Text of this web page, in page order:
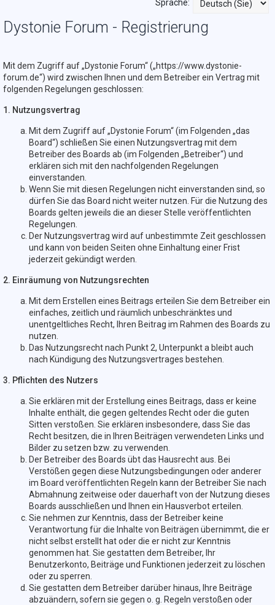
Sprache:
Dystonie Forum - Registrierung
Mit dem Zugriff auf „Dystonie Forum“ („https://www.dystonie-
forum.de“) wird zwischen Ihnen und dem Betreiber ein Vertrag mit
folgenden Regelungen geschlossen:
1. Nutzungsvertrag
Mit dem Zugriff auf „Dystonie Forum“ (im Folgenden „das
Board“) schließen Sie einen Nutzungsvertrag mit dem
Betreiber des Boards ab (im Folgenden „Betreiber“) und
erklären sich mit den nachfolgenden Regelungen
einverstanden.
Wenn Sie mit diesen Regelungen nicht einverstanden sind, so
dürfen Sie das Board nicht weiter nutzen. Für die Nutzung des
Boards gelten jeweils die an dieser Stelle veröffentlichten
Regelungen.
Der Nutzungsvertrag wird auf unbestimmte Zeit geschlossen
und kann von beiden Seiten ohne Einhaltung einer Frist
jederzeit gekündigt werden.
2. Einräumung von Nutzungsrechten
Mit dem Erstellen eines Beitrags erteilen Sie dem Betreiber ein
einfaches, zeitlich und räumlich unbeschränktes und
unentgeltliches Recht, Ihren Beitrag im Rahmen des Boards zu
nutzen.
Das Nutzungsrecht nach Punkt 2, Unterpunkt a bleibt auch
nach Kündigung des Nutzungsvertrages bestehen.
3. Pflichten des Nutzers
Sie erklären mit der Erstellung eines Beitrags, dass er keine
Inhalte enthält, die gegen geltendes Recht oder die guten
Sitten verstoßen. Sie erklären insbesondere, dass Sie das
Recht besitzen, die in Ihren Beiträgen verwendeten Links und
Bilder zu setzen bzw. zu verwenden.
Der Betreiber des Boards übt das Hausrecht aus. Bei
Verstößen gegen diese Nutzungsbedingungen oder anderer
im Board veröffentlichten Regeln kann der Betreiber Sie nach
Abmahnung zeitweise oder dauerhaft von der Nutzung dieses
Boards ausschließen und Ihnen ein Hausverbot erteilen.
Sie nehmen zur Kenntnis, dass der Betreiber keine
Verantwortung für die Inhalte von Beiträgen übernimmt, die er
nicht selbst erstellt hat oder die er nicht zur Kenntnis
genommen hat. Sie gestatten dem Betreiber, Ihr
Benutzerkonto, Beiträge und Funktionen jederzeit zu löschen
oder zu sperren.
Sie gestatten dem Betreiber darüber hinaus, Ihre Beiträge
abzuändern, sofern sie gegen o. g. Regeln verstoßen oder